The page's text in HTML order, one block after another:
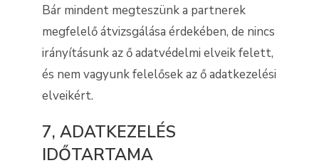
Bár mindent megteszünk a partnerek
megfelelő átvizsgálása érdekében, de nincs
irányításunk az ő adatvédelmi elveik felett,
és nem vagyunk felelősek az ő adatkezelési
elveikért.
7, ADATKEZELÉS
IDŐTARTAMA